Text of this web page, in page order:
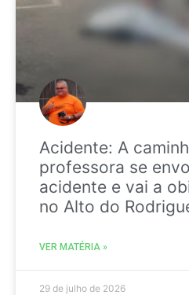
Acidente: A
professora se
acidente e vai a
no Alto do
VER MATÉRIA »
29 de julho de 2026